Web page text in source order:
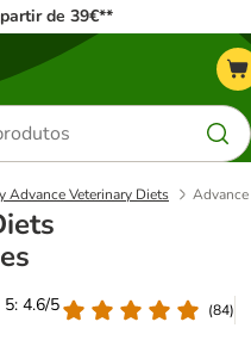
de 39€**
Advance Veterinary Diets
4.6/5
(84)